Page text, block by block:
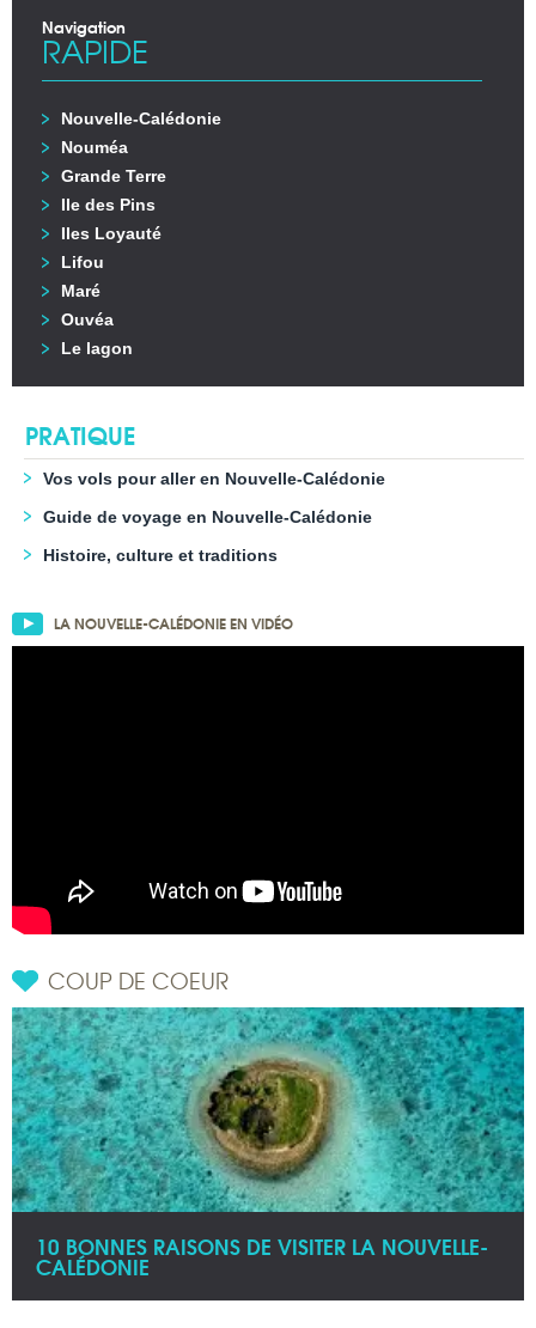
Navigation
RAPIDE
Nouvelle-Calédonie
Nouméa
Grande Terre
Ile des Pins
Iles Loyauté
Lifou
Maré
Ouvéa
Le lagon
PRATIQUE
Vos vols pour aller en Nouvelle-Calédonie
Guide de voyage en Nouvelle-Calédonie
Histoire, culture et traditions
LA NOUVELLE-CALÉDONIE EN VIDÉO
COUP DE COEUR
10 BONNES RAISONS DE VISITER LA NOUVELLE-
CALÉDONIE